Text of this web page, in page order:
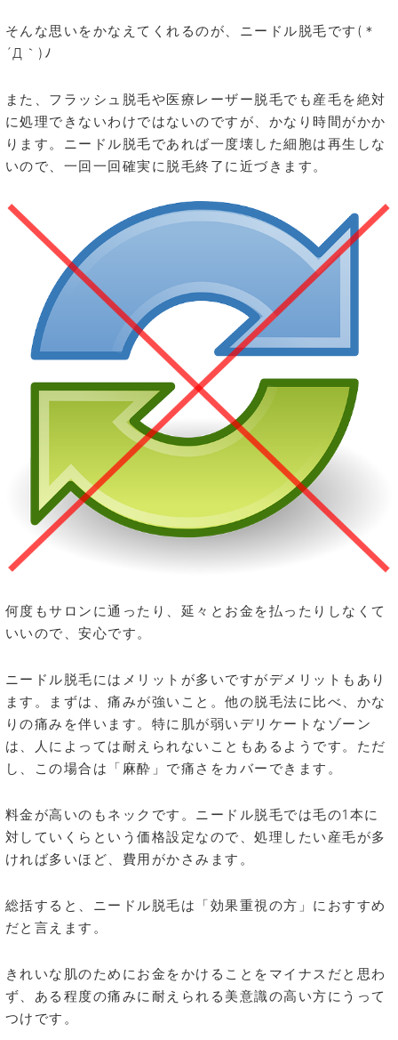
そんな思いをかなえてくれるのが、ニードル脱毛です(＊
´Д｀)ﾉ
また、フラッシュ脱毛や医療レーザー脱毛でも産毛を絶対
に処理できないわけではないのですが、かなり時間がかか
ります。ニードル脱毛であれば一度壊した細胞は再生しな
いので、一回一回確実に脱毛終了に近づきます。
何度もサロンに通ったり、延々とお金を払ったりしなくて
いいので、安心です。
ニードル脱毛にはメリットが多いですがデメリットもあり
ます。まずは、痛みが強いこと。他の脱毛法に比べ、かな
りの痛みを伴います。特に肌が弱いデリケートなゾーン
は、人によっては耐えられないこともあるようです。ただ
し、この場合は「麻酔」で痛さをカバーできます。
料金が高いのもネックです。ニードル脱毛では毛の1本に
対していくらという価格設定なので、処理したい産毛が多
ければ多いほど、費用がかさみます。
総括すると、ニードル脱毛は「効果重視の方」におすすめ
だと言えます。
きれいな肌のためにお金をかけることをマイナスだと思わ
ず、ある程度の痛みに耐えられる美意識の高い方にうって
つけです。